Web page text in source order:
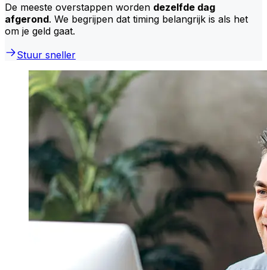
De meeste overstappen worden dezelfde dag
afgerond. We begrijpen dat timing belangrijk is als het
om je geld gaat.
Stuur sneller